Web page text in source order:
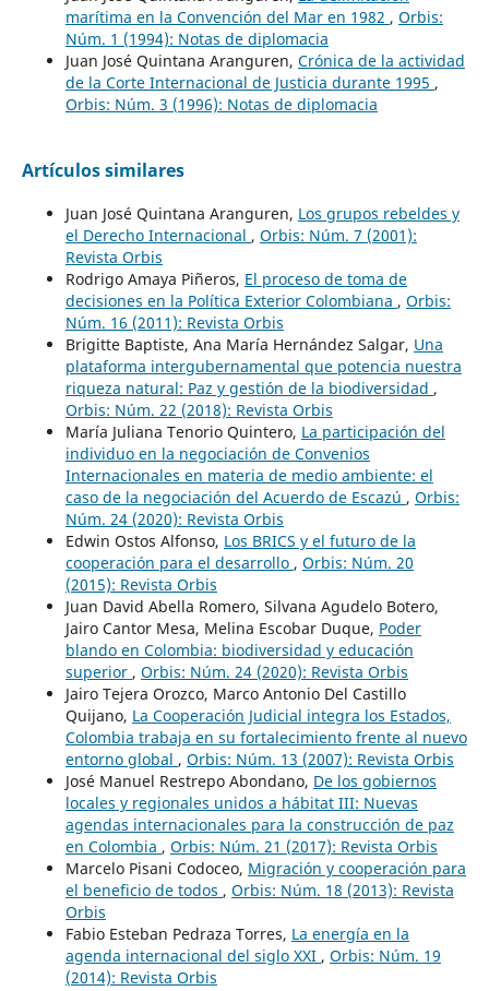
marítima en la Convención del Mar en 1982 , Orbis:
Núm. 1 (1994): Notas de diplomacia
Juan José Quintana Aranguren, Crónica de la actividad
de la Corte Internacional de Justicia durante 1995 ,
Orbis: Núm. 3 (1996): Notas de diplomacia
Artículos similares
Juan José Quintana Aranguren, Los grupos rebeldes y
el Derecho Internacional , Orbis: Núm. 7 (2001):
Revista Orbis
Rodrigo Amaya Piñeros, El proceso de toma de
decisiones en la Política Exterior Colombiana , Orbis:
Núm. 16 (2011): Revista Orbis
Brigitte Baptiste, Ana María Hernández Salgar, Una
plataforma intergubernamental que potencia nuestra
riqueza natural: Paz y gestión de la biodiversidad ,
Orbis: Núm. 22 (2018): Revista Orbis
María Juliana Tenorio Quintero, La participación del
individuo en la negociación de Convenios
Internacionales en materia de medio ambiente: el
caso de la negociación del Acuerdo de Escazú , Orbis:
Núm. 24 (2020): Revista Orbis
Edwin Ostos Alfonso, Los BRICS y el futuro de la
cooperación para el desarrollo , Orbis: Núm. 20
(2015): Revista Orbis
Juan David Abella Romero, Silvana Agudelo Botero,
Jairo Cantor Mesa, Melina Escobar Duque, Poder
blando en Colombia: biodiversidad y educación
superior , Orbis: Núm. 24 (2020): Revista Orbis
Jairo Tejera Orozco, Marco Antonio Del Castillo
Quijano, La Cooperación Judicial integra los Estados,
Colombia trabaja en su fortalecimiento frente al nuevo
entorno global , Orbis: Núm. 13 (2007): Revista Orbis
José Manuel Restrepo Abondano, De los gobiernos
locales y regionales unidos a hábitat III: Nuevas
agendas internacionales para la construcción de paz
en Colombia , Orbis: Núm. 21 (2017): Revista Orbis
Marcelo Pisani Codoceo, Migración y cooperación para
el beneficio de todos , Orbis: Núm. 18 (2013): Revista
Orbis
Fabio Esteban Pedraza Torres, La energía en la
agenda internacional del siglo XXI , Orbis: Núm. 19
(2014): Revista Orbis